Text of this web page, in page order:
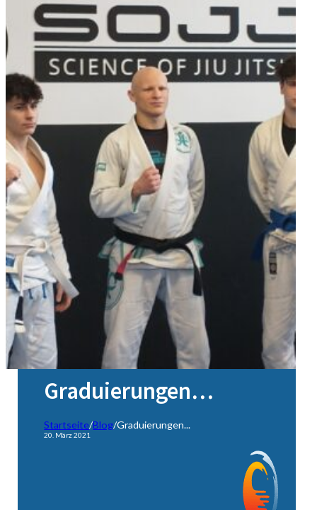
Graduierungen…
Startseite/Blog/Graduierungen...
20. März 2021